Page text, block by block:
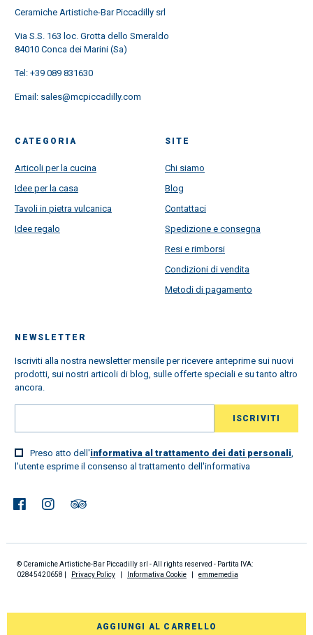
AGGIUNGI AL CARRELLO
Ceramiche Artistiche-Bar Piccadilly srl
Via S.S. 163 loc. Grotta dello Smeraldo
84010 Conca dei Marini (Sa)
Tel: +39 089 831630
Email: sales@mcpiccadilly.com
CATEGORIA
Articoli per la cucina
Idee per la casa
Tavoli in pietra vulcanica
Idee regalo
SITE
Chi siamo
Blog
Contattaci
Spedizione e consegna
Resi e rimborsi
Condizioni di vendita
Metodi di pagamento
NEWSLETTER
Iscriviti alla nostra newsletter mensile per ricevere anteprime sui nuovi
prodotti, sui nostri articoli di blog, sulle offerte speciali e su tanto altro
ancora.
Preso atto dell'informativa al trattamento dei dati personali,
l'utente esprime il consenso al trattamento dell'informativa
© Ceramiche Artistiche-Bar Piccadilly srl - All rights reserved - Partita IVA:
02845420658 |
Privacy Policy Informativa Cookie emmemedia